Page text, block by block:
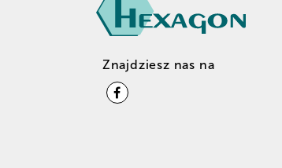
Znajdziesz nas na